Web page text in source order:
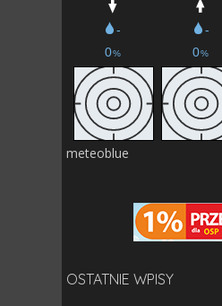
meteoblue
OSTATNIE WPISY